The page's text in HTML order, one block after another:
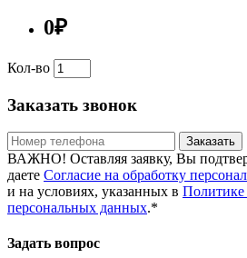
0₽
Кол-во
Заказать звонок
Заказать
ВАЖНО! Оставляя заявку, Вы
даете Согласие на обработку
и на условиях, указанных в Политике
персональных данных.*
Задать вопрос